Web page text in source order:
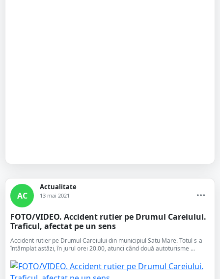
AC
Actualitate
13 mai 2021
FOTO/VIDEO. Accident rutier pe Drumul Careiului.
Traficul, afectat pe un sens
Accident rutier pe Drumul Careiului din municipiul Satu Mare. Totul s-a
întâmplat astăzi, în jurul orei 20.00, atunci când două autoturisme ...